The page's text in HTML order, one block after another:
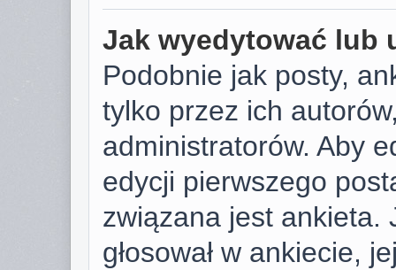
Jak wyedytować lub
Podobnie jak posty,
tylko przez ich
administratorów. Aby
edycji pierwszego
związana jest ankieta.
głosował w ankiecie,